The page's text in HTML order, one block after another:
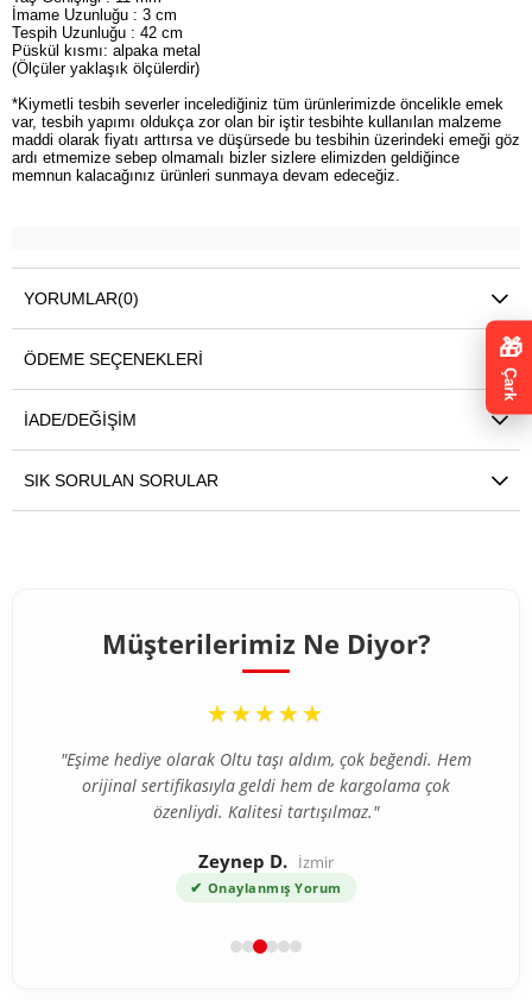
İmame Uzunluğu : 3 cm
Tespih Uzunluğu : 42 cm
Püskül kısmı: alpaka metal
(Ölçüler yaklaşık ölçülerdir)
*Kiymetli tesbih severler incelediğiniz tüm ürünlerimizde öncelikle emek
var, tesbih yapımı oldukça zor olan bir iştir tesbihte kullanılan malzeme
maddi olarak fiyatı arttırsa ve düşürsede bu tesbihin üzerindeki emeği göz
ardı etmemize sebep olmamalı bizler sizlere elimizden geldiğince
memnun kalacağınız ürünleri sunmaya devam edeceğiz.
YORUMLAR(0)
ÖDEME SEÇENEKLERI
İADE/DEĞIŞIM
SIK SORULAN SORULAR
Müşterilerimiz Ne Diyor?
“
★★★★★
"Eşime hediye olarak Oltu taşı aldım, çok beğendi. Hem
orijinal sertifikasıyla geldi hem de kargolama çok
özenliydi. Kalitesi tartışılmaz."
Zeynep D. İzmir
✔ Onaylanmış Yorum
🎁
Çark